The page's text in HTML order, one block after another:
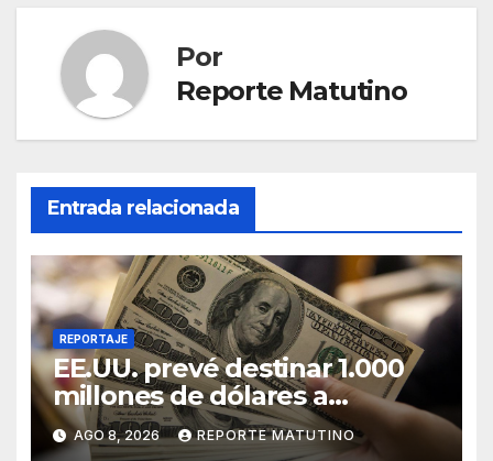
Por
Reporte Matutino
Entrada relacionada
REPORTAJE
EE.UU. prevé destinar 1.000
millones de dólares a
Colombia para un paquete de
seguridad
AGO 8, 2026 REPORTE MATUTINO